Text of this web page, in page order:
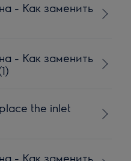
- Как заменить
- Как заменить
the inlet
- Как заменить